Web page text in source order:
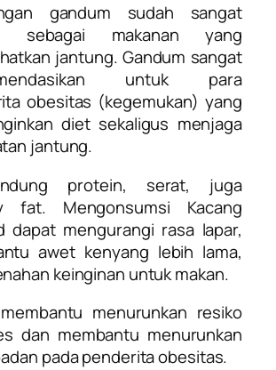
gandum sudah sangat
sebagai makanan yang
jantung. Gandum sangat
untuk para
obesitas (kegemukan) yang
diet sekaligus menjaga
jantung.
protein, serat, juga
fat. Mengonsumsi Kacang
dapat mengurangi rasa lapar,
awet kenyang lebih lama,
keinginan untuk makan.
menurunkan resiko
dan membantu menurunkan
pada penderita obesitas.